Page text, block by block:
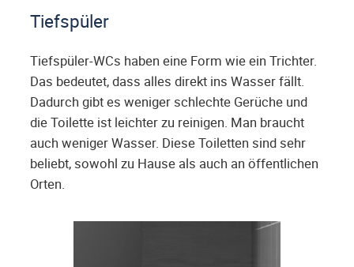
Tiefspüler
Tiefspüler-WCs haben eine Form wie ein Trichter.
Das bedeutet, dass alles direkt ins Wasser fällt.
Dadurch gibt es weniger schlechte Gerüche und
die Toilette ist leichter zu reinigen. Man braucht
auch weniger Wasser. Diese Toiletten sind sehr
beliebt, sowohl zu Hause als auch an öffentlichen
Orten.